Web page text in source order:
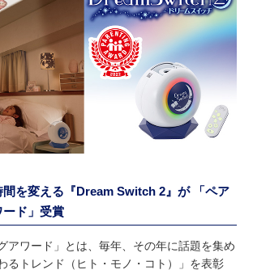
を変える『Dream Switch 2』が 「ペア
ード」受賞
アワード」とは、毎年、その年に話題を集め
るトレンド（ヒト・モノ・コト）」を表彰